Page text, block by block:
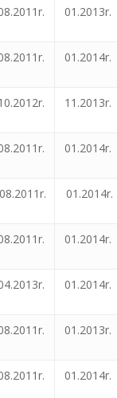
01.2013r.
01.2014r.
11.2013r.
01.2014r.
08.2011r. 01.2014r.
01.2014r.
01.2014r.
01.2013r.
01.2014r.